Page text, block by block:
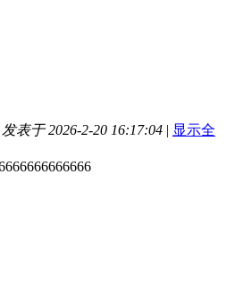
表于 2026-2-20 16:17:04 | 显示全